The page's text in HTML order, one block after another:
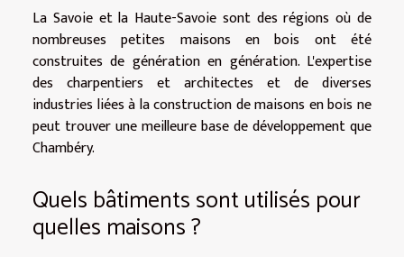
La Savoie et la Haute-Savoie sont des régions où de
nombreuses petites maisons en bois ont été
construites de génération en génération. L'expertise
des charpentiers et architectes et de diverses
industries liées à la construction de maisons en bois ne
peut trouver une meilleure base de développement que
Chambéry.
Quels bâtiments sont utilisés pour
quelles maisons ?